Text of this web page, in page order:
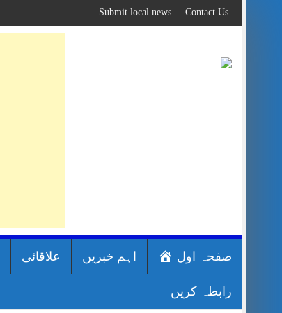
to
content
Contact Us
Submit local news
صفحہ اول اہم خبریں علاقائی
رابطہ کریں